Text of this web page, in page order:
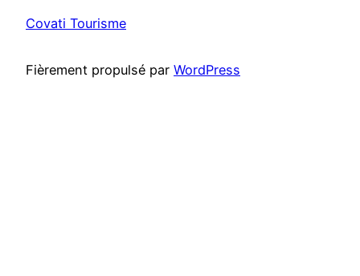
Covati Tourisme
Fièrement propulsé par WordPress